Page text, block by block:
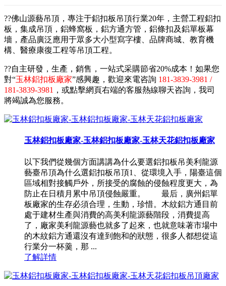
??佛山源藝吊頂，專注于鋁扣板吊頂行業20年，主營工程鋁扣
板，集成吊頂，鋁蜂窩板，鋁方通方管，鋁條扣及鋁單板幕
墻，產品廣泛應用于眾多大小型寫字樓、品牌商城、教育機
構、醫療康復工程等吊頂工程。
??自主研發，生產，銷售，一站式采購節省20%成本！如果您
對“玉林鋁扣板廠家”感興趣，歡迎來電咨詢 181-3839-3981 /
181-3839-3981 ，或點擊網頁右端的客服熱線聊天咨詢，我司
將竭誠為您服務。
玉林鋁扣板廠家-玉林鋁扣板廠家-玉林天花鋁扣板廠家
以下我們從幾個方面講講為什么要選鋁扣板吊美利龍源
藝臺吊頂為什么選鋁扣板吊頂1、從環境入手，陽臺這個
區域相對接觸戶外，所接受的腐蝕的侵蝕程度更大，為
防止在日積月累中吊頂侵蝕嚴重。 最后，廣州鋁單
板廠家的生存必須合理，生動，珍惜。木紋鋁方通目前
處于建材生產與消費的高美利龍源藝階段，消費提高
了，廠家美利龍源藝也就多了起來，也就意味著市場中
的木紋鋁方通還沒有達到飽和的狀態，很多人都想從這
行業分一杯羹，那 ...
了解詳情